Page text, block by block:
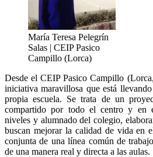
María Teresa Pelegrín
Salas | CEIP Pasico
Campillo (Lorca)
Desde el CEIP Pasico Campillo
iniciativa maravillosa que está
propia escuela. Se trata de un
compartido por todo el centro y en
niveles y alumnado del colegio,
buscan mejorar la calidad de vida en
conjunta de una línea común de
de una manera real y directa a las aulas.